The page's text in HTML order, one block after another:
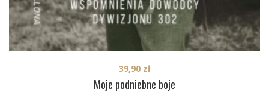
Moje podniebne boje
39,90 zł